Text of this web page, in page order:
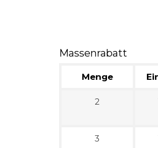
Massenrabatt
Menge
2
3